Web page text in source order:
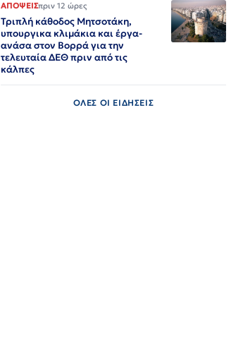
ΑΠΟΨΕΙΣπριν 12 ώρες
Τριπλή κάθοδος Μητσοτάκη,
υπουργικα κλιμάκια και έργα-
ανάσα στον Βορρά για την
τελευταία ΔΕΘ πριν από τις
κάλπες
ΟΛΕΣ ΟΙ ΕΙΔΗΣΕΙΣ